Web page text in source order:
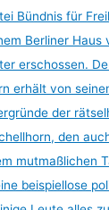
Bündnis für
Berliner Haus
erschossen.
erhält von
der
den
mutmaßlichen
beispiellose